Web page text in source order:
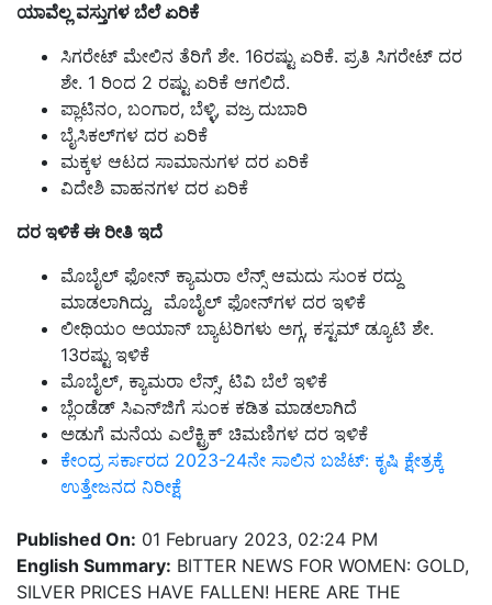
ಯಾವೆಲ್ಲ ವಸ್ತುಗಳ ಬೆಲೆ ಏರಿಕೆ
ಸಿಗರೇಟ್ ಮೇಲಿನ ತೆರಿಗೆ ಶೇ. 16ರಷ್ಟು ಏರಿಕೆ. ಪ್ರತಿ ಸಿಗರೇಟ್ ದರ
ಶೇ. 1 ರಿಂದ 2 ರಷ್ಟು ಏರಿಕೆ ಆಗಲಿದೆ.
ಪ್ಲಾಟಿನಂ, ಬಂಗಾರ, ಬೆಳ್ಳಿ, ವಜ್ರ ದುಬಾರಿ
ಬೈಸಿಕಲ್‌ಗಳ ದರ ಏರಿಕೆ
ಮಕ್ಕಳ ಆಟದ ಸಾಮಾನುಗಳ ದರ ಏರಿಕೆ
ವಿದೇಶಿ ವಾಹನಗಳ ದರ ಏರಿಕೆ
ದರ ಇಳಿಕೆ ಈ ರೀತಿ ಇದೆ
ಮೊಬೈಲ್ ಫೋನ್ ಕ್ಯಾಮರಾ ಲೆನ್ಸ್ ಆಮದು ಸುಂಕ ರದ್ದು
ಮಾಡಲಾಗಿದ್ದು, ಮೊಬೈಲ್ ಫೋನ್‌ಗಳ ದರ ಇಳಿಕೆ
ಲೀಥಿಯಂ ಅಯಾನ್ ಬ್ಯಾಟರಿಗಳು ಅಗ್ಗ, ಕಸ್ಟಮ್ ಡ್ಯೂಟಿ ಶೇ.
13ರಷ್ಟು ಇಳಿಕೆ
ಮೊಬೈಲ್, ಕ್ಯಾಮರಾ ಲೆನ್ಸ್, ಟಿವಿ ಬೆಲೆ ಇಳಿಕೆ
ಬ್ಲೆಂಡೆಡ್ ಸಿಎನ್‌ಜಿಗೆ ಸುಂಕ ಕಡಿತ ಮಾಡಲಾಗಿದೆ
ಅಡುಗೆ ಮನೆಯ ಎಲೆಕ್ಟ್ರಿಕ್ ಚಿಮಣಿಗಳ ದರ ಇಳಿಕೆ
ಕೇಂದ್ರ ಸರ್ಕಾರದ 2023-24ನೇ ಸಾಲಿನ ಬಜೆಟ್‌: ಕೃಷಿ ಕ್ಷೇತ್ರಕ್ಕೆ
ಉತ್ತೇಜನದ ನಿರೀಕ್ಷೆ
Published On: 01 February 2023, 02:24 PM
English Summary: BITTER NEWS FOR WOMEN: GOLD,
SILVER PRICES HAVE FALLEN! HERE ARE THE